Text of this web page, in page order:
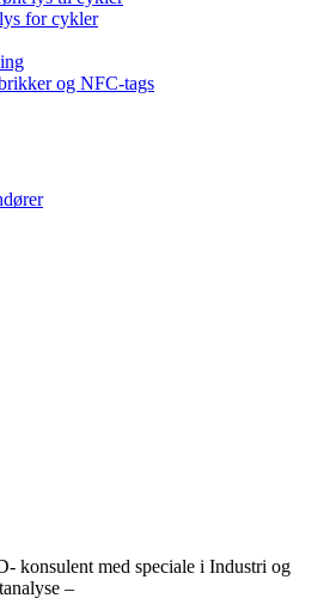
for cykler
og NFC-tags
konsulent med speciale i Industri og
–